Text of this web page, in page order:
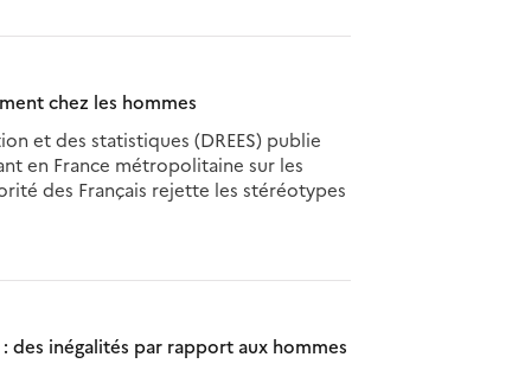
chez les hommes
et des statistiques (DREES) publie
en France métropolitaine sur les
des Français rejette les stéréotypes
des inégalités par rapport aux hommes